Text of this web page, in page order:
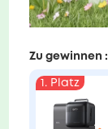
Zu gewinnen :
1. Platz